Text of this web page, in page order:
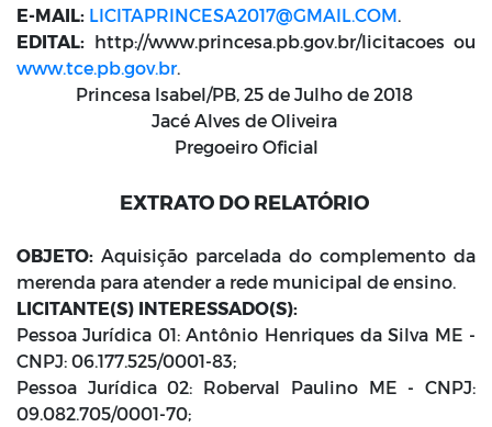
E-MAIL: LICITAPRINCESA2017@GMAIL.COM.
EDITAL: http://www.princesa.pb.gov.br/licitacoes ou
www.tce.pb.gov.br.
Princesa Isabel/PB, 25 de Julho de 2018
Jacé Alves de Oliveira
Pregoeiro Oficial
EXTRATO DO RELATÓRIO
OBJETO: Aquisição parcelada do complemento da
merenda para atender a rede municipal de ensino.
LICITANTE(S) INTERESSADO(S):
Pessoa Jurídica 01: Antônio Henriques da Silva ME -
CNPJ: 06.177.525/0001-83;
Pessoa Jurídica 02: Roberval Paulino ME - CNPJ:
09.082.705/0001-70;